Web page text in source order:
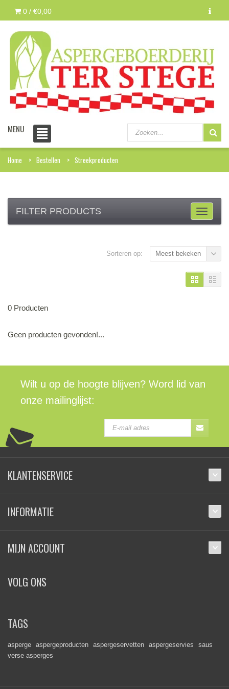
0 / €0,00
MENU
Home Bestellen Streekproducten
FILTER PRODUCTS
Sorteren op: Meest bekeken
0 Producten
Geen producten gevonden!...
Wilt u op de hoogte blijven? Word lid van
onze mailinglijst:
KLANTENSERVICE
INFORMATIE
MIJN ACCOUNT
VOLG ONS
TAGS
asperge aspergeproducten aspergeservetten aspergeservies
saus
verse asperges